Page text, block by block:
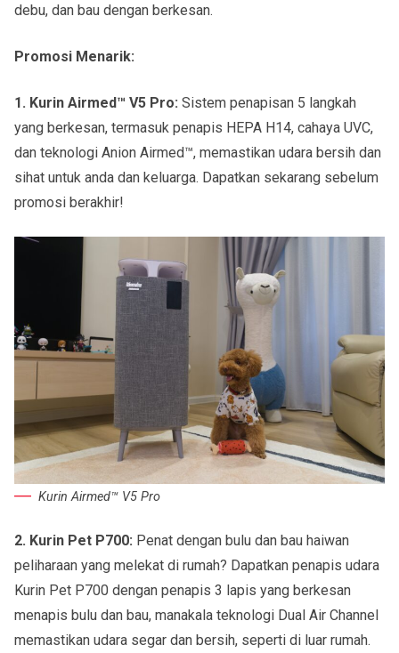
debu, dan bau dengan berkesan.
Promosi Menarik:
1. Kurin Airmed™ V5 Pro: Sistem penapisan 5 langkah
yang berkesan, termasuk penapis HEPA H14, cahaya UVC,
dan teknologi Anion Airmed™, memastikan udara bersih dan
sihat untuk anda dan keluarga. Dapatkan sekarang sebelum
promosi berakhir!
Kurin Airmed™ V5 Pro
2. Kurin Pet P700: Penat dengan bulu dan bau haiwan
peliharaan yang melekat di rumah? Dapatkan penapis udara
Kurin Pet P700 dengan penapis 3 lapis yang berkesan
menapis bulu dan bau, manakala teknologi Dual Air Channel
memastikan udara segar dan bersih, seperti di luar rumah.